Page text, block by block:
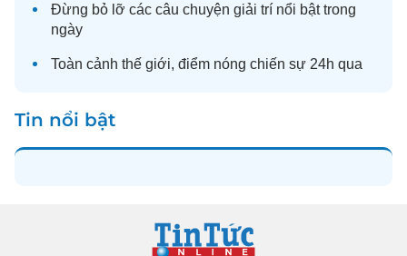
Đừng bỏ lỡ các câu chuyện giải trí nổi bật trong
ngày
Toàn cảnh thế giới, điểm nóng chiến sự 24h qua
Tin nổi bật